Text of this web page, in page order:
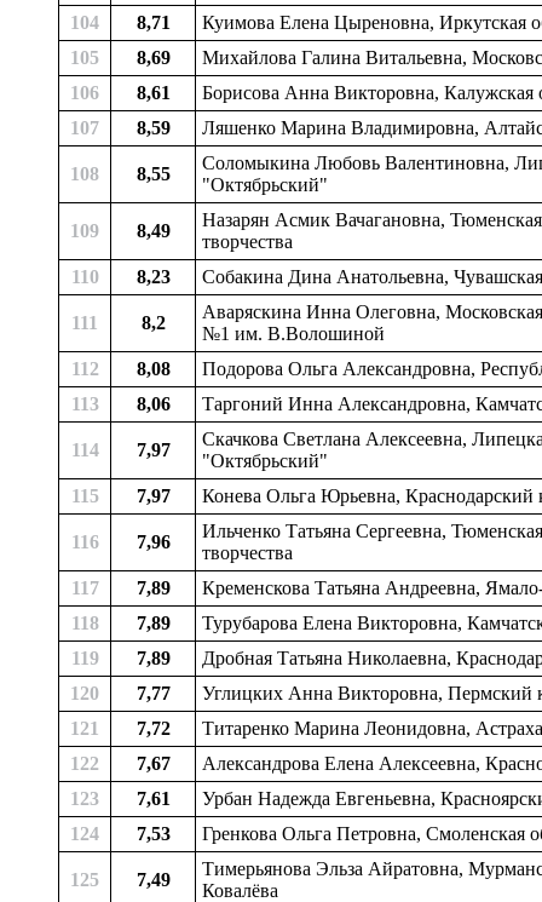
104
8,71
Куимова Елена Цыреновна, Иркутская
105
8,69
Михайлова Галина Витальевна,
106
8,61
Борисова Анна Викторовна, Калужская
107
8,59 Ляшенко Марина Владимировна,
108 8,55
Соломыкина Любовь Валентиновна,
"Октябрьский"
109 8,49
Назарян Асмик Вачагановна,
творчества
110
8,23 Собакина Дина Анатольевна,
111 8,2
Аваряскина Инна Олеговна,
№1 им. В.Волошиной
112
8,08
Подорова Ольга Александровна,
113
8,06 Таргоний Инна Александровна,
114 7,97
Скачкова Светлана Алексеевна,
"Октябрьский"
115
7,97 Конева Ольга Юрьевна,
116 7,96
Ильченко Татьяна Сергеевна,
творчества
117
7,89
Кременскова Татьяна Андреевна,
118
7,89
Турубарова Елена Викторовна,
119
7,89
Дробная Татьяна Николаевна,
120
7,77
Углицких Анна Викторовна, Пермский
121
7,72
Титаренко Марина Леонидовна,
122
7,67
Александрова Елена Алексеевна,
123
7,61
Урбан Надежда Евгеньевна,
124
7,53 Гренкова Ольга Петровна, Смоленская
125 7,49
Тимерьянова Эльза Айратовна,
Ковалёва